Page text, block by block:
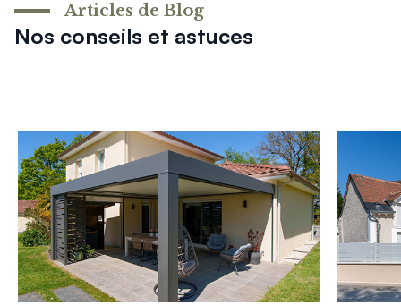
Nos conseils et astuces
Articles de Blog